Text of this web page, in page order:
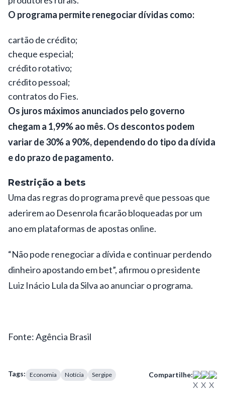
O programa permite renegociar dívidas como:
cartão de crédito;
cheque especial;
crédito rotativo;
crédito pessoal;
contratos do Fies.
Os juros máximos anunciados pelo governo
chegam a 1,99% ao mês. Os descontos podem
variar de 30% a 90%, dependendo do tipo da dívida
e do prazo de pagamento.
Restrição a bets
Uma das regras do programa prevê que pessoas que
aderirem ao Desenrola ficarão bloqueadas por um
ano em plataformas de apostas online.
“Não pode renegociar a dívida e continuar perdendo
dinheiro apostando em bet”, afirmou o presidente
Luiz Inácio Lula da Silva ao anunciar o programa.
Fonte: Agência Brasil
Tags: Economia Notícia Sergipe Compartilhe: